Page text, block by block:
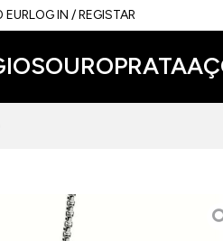
EURLOG IN / REGISTAR
OUROPRATA